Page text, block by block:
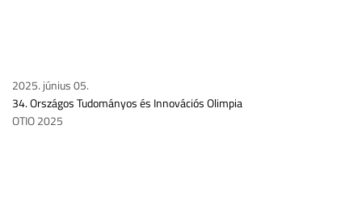
2025. június 05.
34. Országos Tudományos és Innovációs Olimpia
OTIO 2025